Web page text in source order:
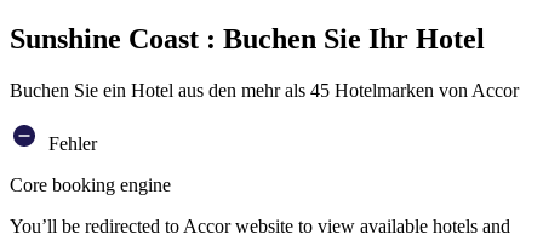
Sunshine Coast : Buchen Sie Ihr Hotel
Buchen Sie ein Hotel aus den mehr als 45 Hotelmarken von Accor
Fehler
Core booking engine
You’ll be redirected to Accor website to view available hotels and